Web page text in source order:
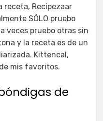
receta, Recipezaar
SÓLO pruebo
veces pruebo otras sin
y la receta es de un
Kittencal,
mis favoritos.
de